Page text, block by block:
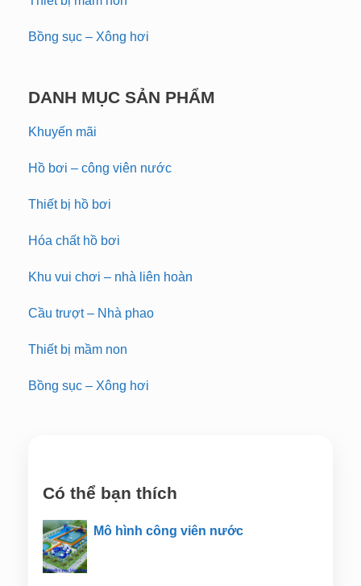
Bồng sục – Xông hơi
DANH MỤC SẢN PHẨM
Khuyến mãi
Hồ bơi – công viên nước
Thiết bị hồ bơi
Hóa chất hồ bơi
Khu vui chơi – nhà liên hoàn
Cầu trượt – Nhà phao
Thiết bị mầm non
Bồng sục – Xông hơi
Có thể bạn thích
Mô hình công viên nước